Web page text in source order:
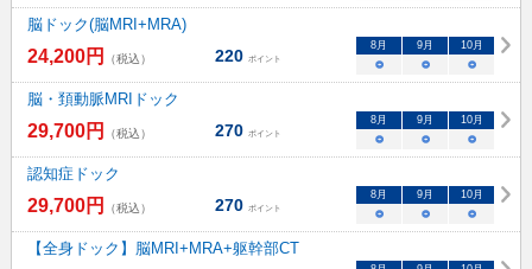
脳ドック(脳MRI+MRA)
24,200円 （税込） 220 ポイント
8月 9月 10月
○ ○ ○
脳・頚動脈MRIドック
29,700円 （税込） 270 ポイント
8月 9月 10月
○ ○ ○
認知症ドック
29,700円 （税込） 270 ポイント
8月 9月 10月
○ ○ ○
【全身ドック】脳MRI+MRA+躯幹部CT